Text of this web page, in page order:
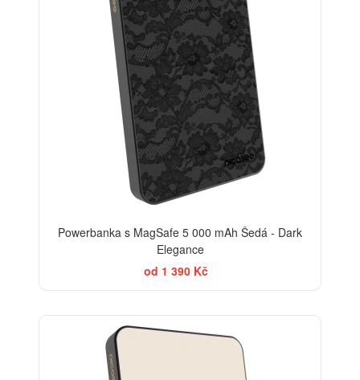
Powerbanka s MagSafe 5 000 mAh Šedá - Dark
Elegance
od 1 390 Kč